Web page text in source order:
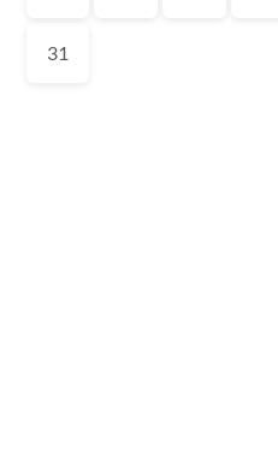
31